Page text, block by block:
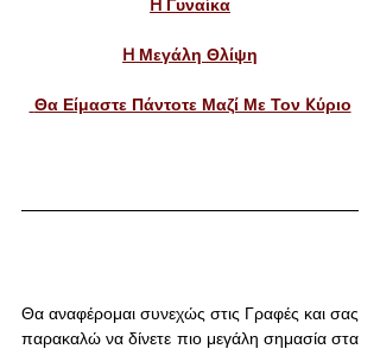
​H Γυναίκα
H Μεγάλη Θλίψη
Θα Είμαστε Πάντοτε Μαζί Με Τον Kύριο
Θα αναφέρομαι συνεχώς στις Γραφές και σας
παρακαλώ να δίνετε πιο μεγάλη σημασία στα